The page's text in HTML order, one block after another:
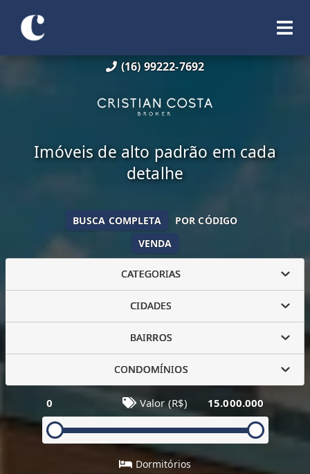
(16) 99222-7692
Imóveis de alto padrão em cada
detalhe
VENDA
BUSCA COMPLETA POR CÓDIGO
CATEGORIAS
CIDADES
BAIRROS
CONDOMÍNIOS
0 Valor (R$) 15.000.000
Dormitórios